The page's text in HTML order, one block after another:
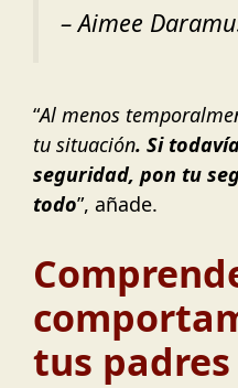
– Aimee
“Al menos
tu situación. Si
seguridad, pon tu
todo”, añade.
tus padres